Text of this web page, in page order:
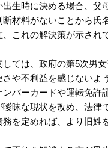
生時に決める場合、父
材料がないことから氏
これの解決策が示され
ては、政府の第5次男
さや不利益を感じないよ
バーカードや運転免許
昧な現状を改め、法律
を定めれば、より旧姓